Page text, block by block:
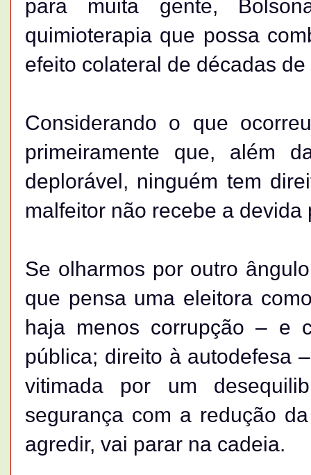
para muita gente,
quimioterapia que possa
efeito colateral de décadas
Considerando o que
primeiramente que, além
deplorável, ninguém tem
malfeitor não recebe a devida
Se olharmos por outro
que pensa uma eleitora
haja menos corrupção – e
pública; direito à autodefesa
vitimada por um
segurança com a redução
agredir, vai parar na cadeia.